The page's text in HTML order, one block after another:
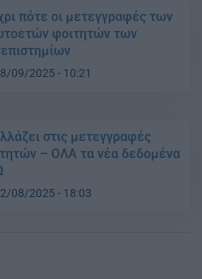
πότε οι μετεγγραφές των
φοιτητών των
09/2025 - 10:21
στις μετεγγραφές
– ΟΛΑ τα νέα δεδομένα
08/2025 - 18:03